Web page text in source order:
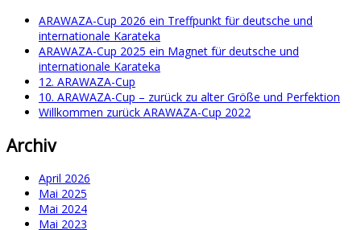
ARAWAZA-Cup 2026 ein Treffpunkt für deutsche und
internationale Karateka
ARAWAZA-Cup 2025 ein Magnet für deutsche und
internationale Karateka
12. ARAWAZA-Cup
10. ARAWAZA-Cup – zurück zu alter Größe und Perfektion
Willkommen zurück ARAWAZA-Cup 2022
Archiv
April 2026
Mai 2025
Mai 2024
Mai 2023